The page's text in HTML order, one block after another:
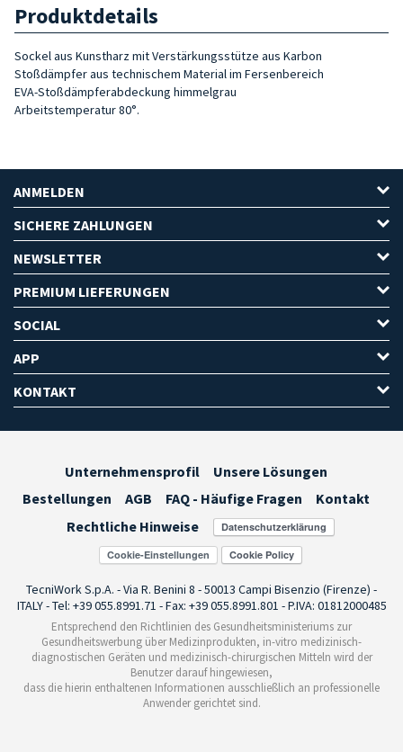
Produktdetails
Sockel aus Kunstharz mit Verstärkungsstütze aus Karbon
Stoßdämpfer aus technischem Material im Fersenbereich
EVA-Stoßdämpferabdeckung himmelgrau
Arbeitstemperatur 80°.
ANMELDEN
SICHERE ZAHLUNGEN
NEWSLETTER
PREMIUM LIEFERUNGEN
SOCIAL
APP
KONTAKT
Unternehmensprofil
Unsere Lösungen
Bestellungen
AGB FAQ - Häufige Fragen
Kontakt
Rechtliche Hinweise
Cookie-Einstellungen
TecniWork S.p.A. - Via R. Benini 8 - 50013 Campi Bisenzio (Firenze) -
ITALY - Tel: +39 055.8991.71 - Fax: +39 055.8991.801 - P.IVA: 01812000485
Entsprechend den Richtlinien des Gesundheitsministeriums zur
Gesundheitswerbung über Medizinprodukten, in-vitro medizinisch-
diagnostischen Geräten und medizinisch-chirurgischen Mitteln wird der
Benutzer darauf hingewiesen,
dass die hierin enthaltenen Informationen ausschließlich an professionelle
Anwender gerichtet sind.